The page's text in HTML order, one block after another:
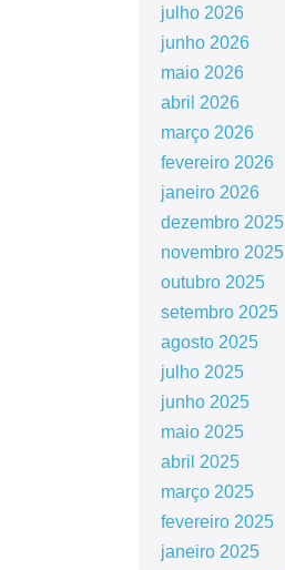
julho 2026
junho 2026
maio 2026
abril 2026
março 2026
fevereiro 2026
janeiro 2026
dezembro 2025
novembro 2025
outubro 2025
setembro 2025
agosto 2025
julho 2025
junho 2025
maio 2025
abril 2025
março 2025
fevereiro 2025
janeiro 2025